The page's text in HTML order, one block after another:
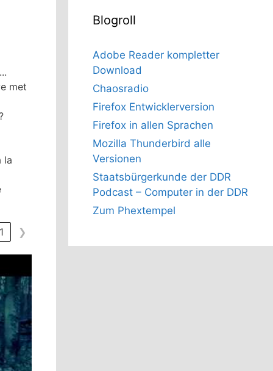
met
la
❯
Blogroll
Adobe Reader kompletter
Download
Chaosradio
Firefox Entwicklerversion
Firefox in allen Sprachen
Mozilla Thunderbird alle
Versionen
Staatsbürgerkunde der DDR
Podcast – Computer in der DDR
Zum Phextempel